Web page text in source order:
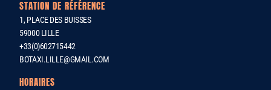
STATION DE RÉFÉRENCE
1, PLACE DES BUISSES
59000 LILLE
+33(0)602715442
BOTAXI.LILLE@GMAIL.COM
HORAIRES